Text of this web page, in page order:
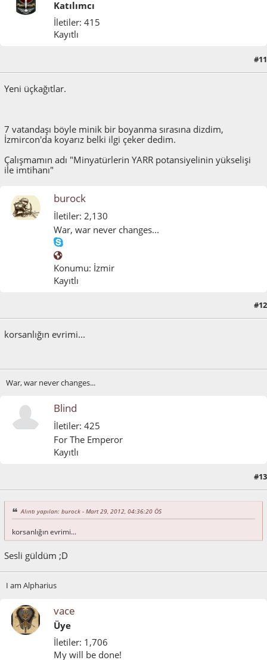
Katılımcı
İletiler: 415
Kayıtlı
#11
Yeni üçkağıtlar.
7 vatandaşı böyle minik bir boyanma sırasına dizdim,
İzmircon'da koyarız belki ilgi çeker dedim.
Çalışmamın adı "Minyatürlerin YARR potansiyelinin yükselişi
ile imtihanı"
burock
İletiler: 2,130
War, war never changes...
Konumu: İzmir
Kayıtlı
#12
korsanlığın evrimi...
War, war never changes...
Blind
İletiler: 425
For The Emperor
Kayıtlı
#13
Alıntı yapılan: burock - Mart 29, 2012, 04:36:20 ÖS
korsanlığın evrimi...
Sesli güldüm ;D
I am Alpharius
vace
Üye
İletiler: 1,706
My will be done!